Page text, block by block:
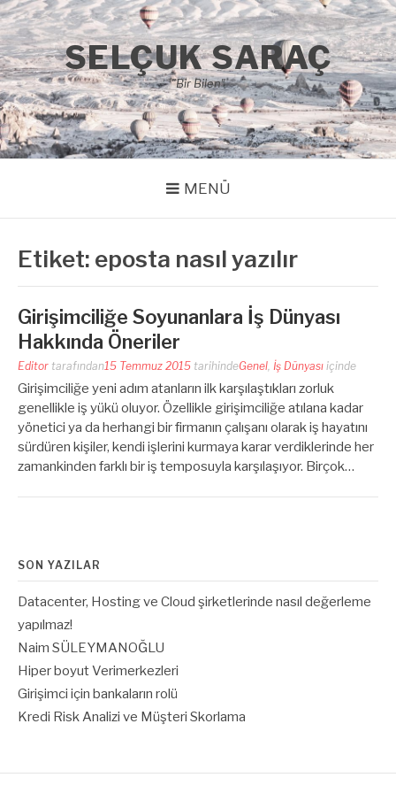
İçeriğe
atla
SELÇUK SARAÇ
"Bir Bilen"
MENÜ
Etiket: eposta nasıl yazılır
Girişimciliğe Soyunanlara İş Dünyası
Hakkında Öneriler
Editor tarafından15 Temmuz 2015 tarihindeGenel, İş Dünyası içinde
Girişimciliğe yeni adım atanların ilk karşılaştıkları zorluk
genellikle iş yükü oluyor. Özellikle girişimciliğe atılana kadar
yönetici ya da herhangi bir firmanın çalışanı olarak iş hayatını
sürdüren kişiler, kendi işlerini kurmaya karar verdiklerinde her
zamankinden farklı bir iş temposuyla karşılaşıyor. Birçok…
SON YAZILAR
Datacenter, Hosting ve Cloud şirketlerinde nasıl değerleme
yapılmaz!
Naim SÜLEYMANOĞLU
Hiper boyut Verimerkezleri
Girişimci için bankaların rolü
Kredi Risk Analizi ve Müşteri Skorlama